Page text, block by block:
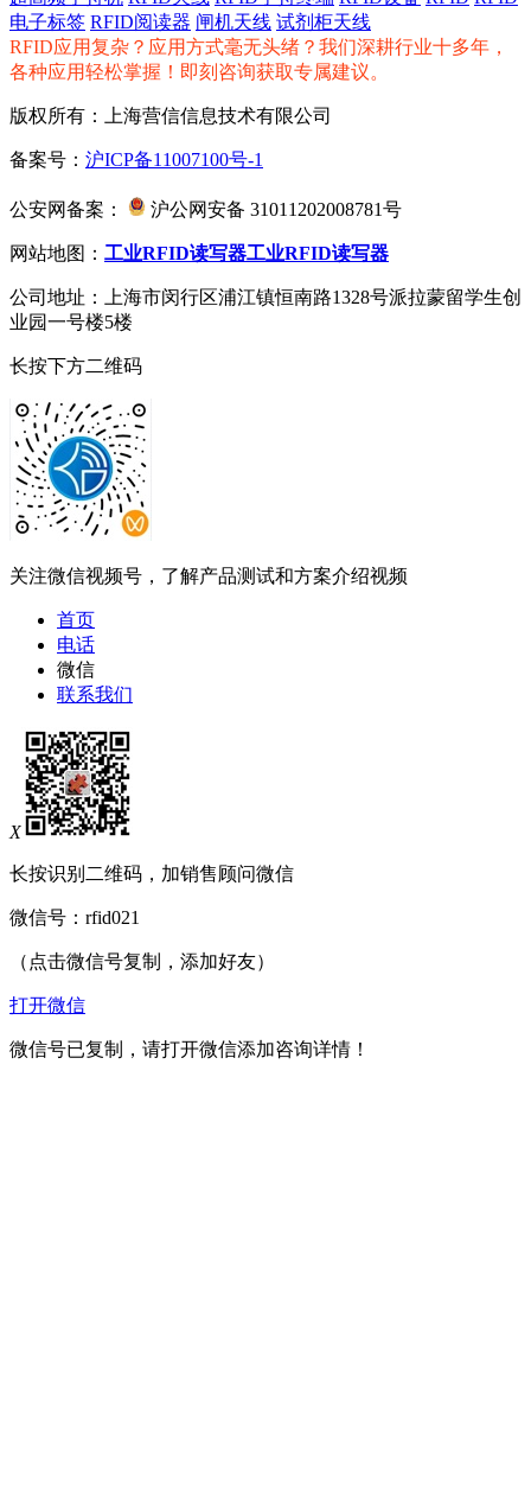
电子标签 RFID阅读器 闸机天线 试剂柜天线
RFID应用复杂？应用方式毫无头绪？我们深耕行业十多年，
各种应用轻松掌握！即刻咨询获取专属建议。
版权所有：上海营信信息技术有限公司
备案号： 沪ICP备11007100号-1
公安网备案： 沪公网安备 31011202008781号
网站地图： 工业RFID读写器工业RFID读写器
公司地址：上海市闵行区浦江镇恒南路1328号派拉蒙留学生创
业园一号楼5楼
长按下方二维码
关注微信视频号，了解产品测试和方案介绍视频
首页
电话
微信
联系我们
X
长按识别二维码，加销售顾问微信
微信号： rfid021
（点击微信号复制，添加好友）
打开微信
微信号已复制，请打开微信添加咨询详情！